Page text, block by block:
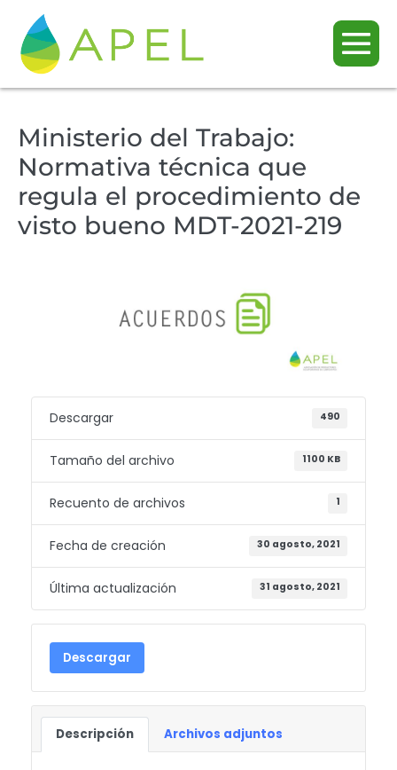
Ministerio del Trabajo:
Normativa técnica que
regula el procedimiento de
visto bueno MDT-2021-219
Descargar 490
Tamaño del archivo 1100 KB
Recuento de archivos 1
Fecha de creación 30 agosto, 2021
Última actualización 31 agosto, 2021
Descargar
Descripción Archivos adjuntos